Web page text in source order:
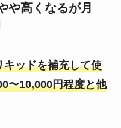
や高くなるが月
ッドを補充して使
〜10,000円程度と他